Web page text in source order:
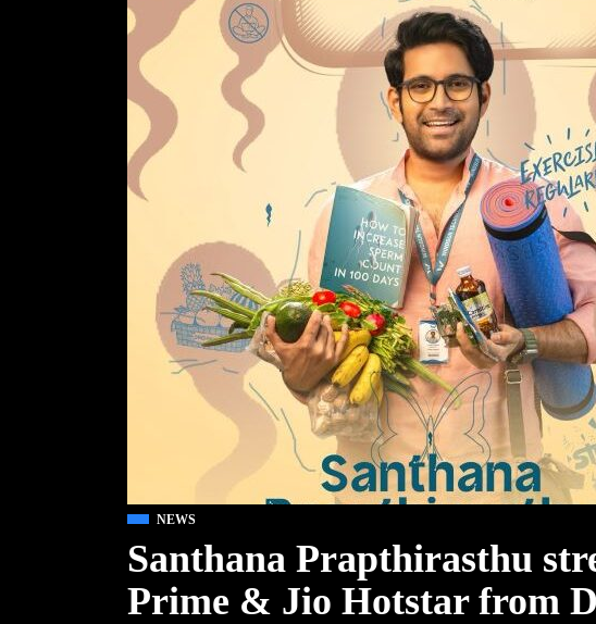
NEWS
Santhana Prapthirasthu
Prime & Jio Hotstar from